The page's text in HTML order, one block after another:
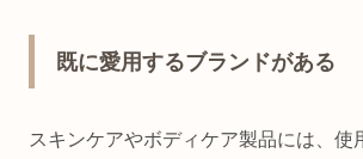
既に愛用するブランドがある
スキンケアやボディケア製品には、使